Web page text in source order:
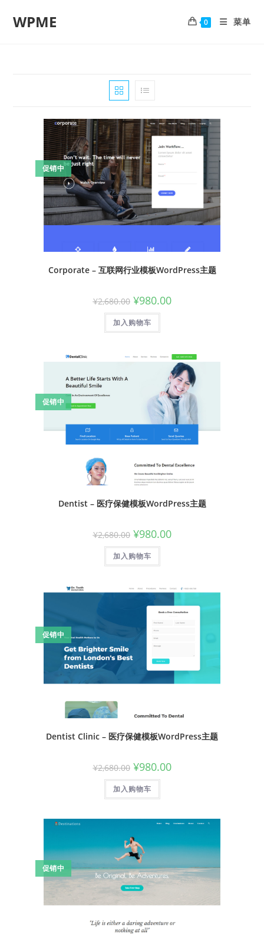
WPME 0 菜单
促销中
Corporate – 互联网行业模板WordPress主题
¥2,680.00 ¥980.00
加入购物车
促销中
Dentist – 医疗保健模板WordPress主题
¥2,680.00 ¥980.00
加入购物车
促销中
Dentist Clinic – 医疗保健模板WordPress主题
¥2,680.00 ¥980.00
加入购物车
促销中